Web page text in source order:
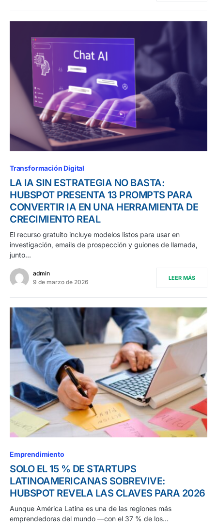
Transformación Digital
LA IA SIN ESTRATEGIA NO BASTA:
HUBSPOT PRESENTA 13 PROMPTS PARA
CONVERTIR IA EN UNA HERRAMIENTA DE
CRECIMIENTO REAL
El recurso gratuito incluye modelos listos para usar en
investigación, emails de prospección y guiones de llamada,
junto…
admin
9 de marzo de 2026
LEER MÁS
Emprendimiento
SOLO EL 15 % DE STARTUPS
LATINOAMERICANAS SOBREVIVE:
HUBSPOT REVELA LAS CLAVES PARA 2026
Aunque América Latina es una de las regiones más
emprendedoras del mundo —con el 37 % de los…